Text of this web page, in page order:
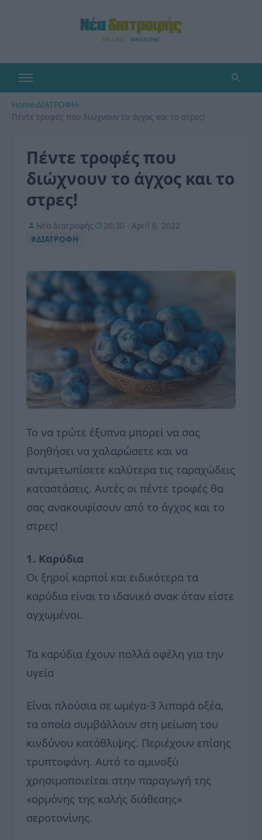
Home›ΔΙΑΤΡΟΦΗ›
Πέντε τροφές που διώχνουν το άγχος και το στρες!
Πέντε τροφές που
διώχνουν το άγχος και το
στρες!
Νέα Διατροφής
20:30 - April 6, 2022
#ΔΙΑΤΡΟΦΗ
Το να τρώτε έξυπνα μπορεί να σας
βοηθήσει να χαλαρώσετε και να
αντιμετωπίσετε καλύτερα τις ταραχώδεις
καταστάσεις. Αυτές οι πέντε τροφές θα
σας ανακουφίσουν από το άγχος και το
στρες!
1. Καρύδια
Οι ξηροί καρποί και ειδικότερα τα
καρύδια είναι το ιδανικό σνακ όταν είστε
αγχωμένοι.
Τα καρύδια έχουν πολλά οφέλη για την
υγεία
Είναι πλούσια σε ωμέγα-3 λιπαρά οξέα,
τα οποία συμβάλλουν στη μείωση του
κινδύνου κατάθλιψης. Περιέχουν επίσης
τρυπτοφάνη. Αυτό το αμινοξύ
χρησιμοποιείται στην παραγωγή της
«ορμόνης της καλής διάθεσης»
σεροτονίνης.